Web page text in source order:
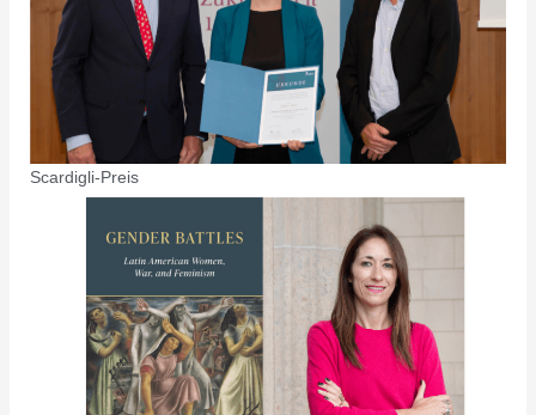
Scardigli-Preis